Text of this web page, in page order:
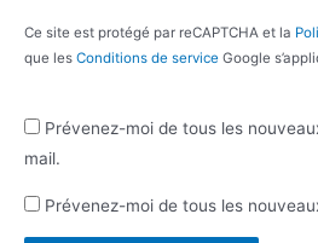
Ce site est protégé par reCAPTCHA et la
que les Conditions de service Google
Prévenez-moi de tous les
mail.
Prévenez-moi de tous les